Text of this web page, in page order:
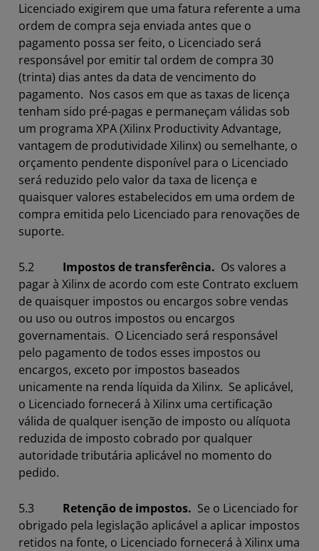
Licenciado exigirem que uma fatura referente a uma
ordem de compra seja enviada antes que o
pagamento possa ser feito, o Licenciado será
responsável por emitir tal ordem de compra 30
(trinta) dias antes da data de vencimento do
pagamento. Nos casos em que as taxas de licença
tenham sido pré-pagas e permaneçam válidas sob
um programa XPA (Xilinx Productivity Advantage,
vantagem de produtividade Xilinx) ou semelhante, o
orçamento pendente disponível para o Licenciado
será reduzido pelo valor da taxa de licença e
quaisquer valores estabelecidos em uma ordem de
compra emitida pelo Licenciado para renovações de
suporte.
5.2 Impostos de transferência. Os valores a
pagar à Xilinx de acordo com este Contrato excluem
de quaisquer impostos ou encargos sobre vendas
ou uso ou outros impostos ou encargos
governamentais. O Licenciado será responsável
pelo pagamento de todos esses impostos ou
encargos, exceto por impostos baseados
unicamente na renda líquida da Xilinx. Se aplicável,
o Licenciado fornecerá à Xilinx uma certificação
válida de qualquer isenção de imposto ou alíquota
reduzida de imposto cobrado por qualquer
autoridade tributária aplicável no momento do
pedido.
5.3 Retenção de impostos. Se o Licenciado for
obrigado pela legislação aplicável a aplicar impostos
retidos na fonte, o Licenciado fornecerá à Xilinx uma